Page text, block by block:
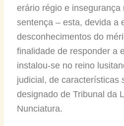
erário régio e insegurança
sentença – esta, devida a
desconhecimentos do
finalidade de responder a
instalou-se no reino
judicial, de características
designado de Tribunal da
Nunciatura.